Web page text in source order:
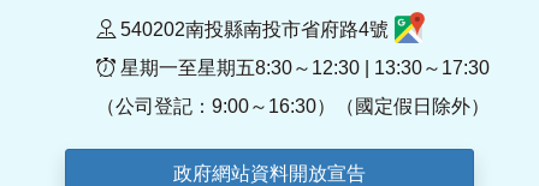
540202南投縣南投市省府路4號
星期一至星期五8:30～12:30 | 13:30～17:30
（公司登記：9:00～16:30）（國定假日除外）
政府網站資料開放宣告